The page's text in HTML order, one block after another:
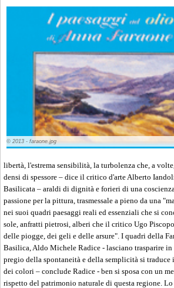
© 2013 - faraone.jpg
libertà, l'estrema sensibilità, la turbolenza che, a
densi di spessore – dice il critico d'arte Alberto
Basilicata – araldi di dignità e forieri di una
passione per la pittura, trasmessale a pieno da una
nei suoi quadri paesaggi reali ed essenziali che si
sole, anfratti pietrosi, alberi che il critico Ugo
delle piogge, dei geli e delle arsure". I quadri della
Basilica, Aldo Michele Radice - lasciano trasparire
pregio della spontaneità e della semplicità si
dei colori – conclude Radice - ben si sposa con un
rispetto del patrimonio naturale di questa regione.